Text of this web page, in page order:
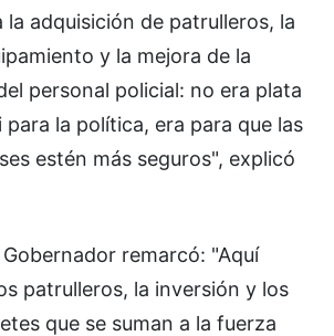
adquisición de patrulleros, la
y la mejora de la
personal policial: no era plata
para la política, era para que las
estén más seguros", explicó
Gobernador remarcó: "Aquí
patrulleros, la inversión y los
que se suman a la fuerza